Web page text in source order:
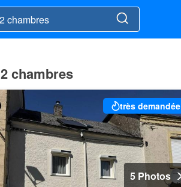
chambres
très demandée
5 Photos